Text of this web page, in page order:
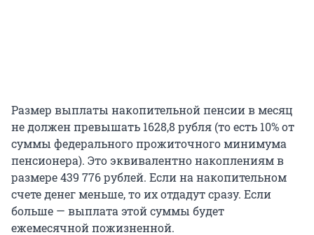
Размер выплаты накопительной пенсии в месяц
не должен превышать 1628,8 рубля (то есть 10% от
суммы федерального прожиточного минимума
пенсионера). Это эквивалентно накоплениям в
размере 439 776 рублей. Если на накопительном
счете денег меньше, то их отдадут сразу. Если
больше — выплата этой суммы будет
ежемесячной пожизненной.